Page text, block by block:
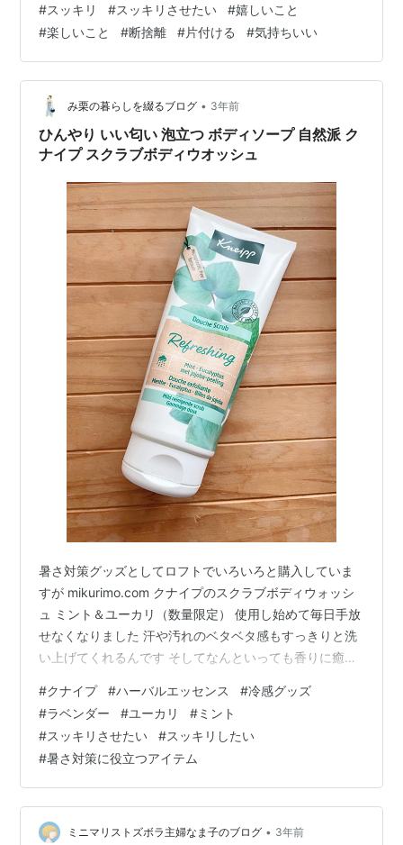
頭の中でグルグルと…考えたくもないのに引きずってし
まうなんてこと… みなさんはそんなとき（嫌なことが忘
れられないとき）どう対処されていますでしょうか？
「嫌なことは忘れてしまえばいい！」って言われること
もあります。たしかに忘れることができればいいですよ
ね。でも、綺麗さっぱり忘れることが自分は苦手で…
#スッキリ #スッキリさせたい #嬉しいこと
#楽しいこと #断捨離 #片付ける #気持ちいい
み栗の暮らしを綴るブログ • 3年前
ひんやり いい匂い 泡立つ ボディソープ 自然派 ク
ナイプ スクラブボディウオッシュ
暑さ対策グッズとしてロフトでいろいろと購入していま
すが mikurimo.com クナイプのスクラブボディウォッシ
ュ ミント＆ユーカリ（数量限定） 使用し始めて毎日手放
せなくなりました 汗や汚れのベタベタ感もすっきりと洗
い上げてくれるんです そしてなんといっても香りに癒さ
パワーかな？！ と思ったほどです クナイプ製品に使用さ
れているハーブ(植物）を改めて見直しました クナイプの
ハーブのページによると ミント ミントの成分メントール
は頭や神経の働きを良くし、全身の代謝を盛んにさせ、
胃や肝臓の機能を促進させます。１日の始まりには最適
なハーブと言…
#クナイプ #ハーバルエッセンス #冷感グッズ
#ラベンダー #ユーカリ #ミント
#スッキリさせたい #スッキリしたい
#暑さ対策に役立つアイテム
ミニマリストズボラ主婦なま子のブログ • 3年前